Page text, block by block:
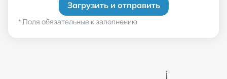
Загрузить и отправить
* Поля обязательные к заполнению